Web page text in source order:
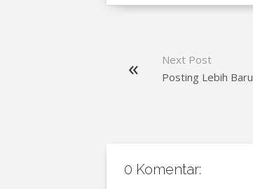
Next Post
Posting Lebih Baru
0 Komentar: